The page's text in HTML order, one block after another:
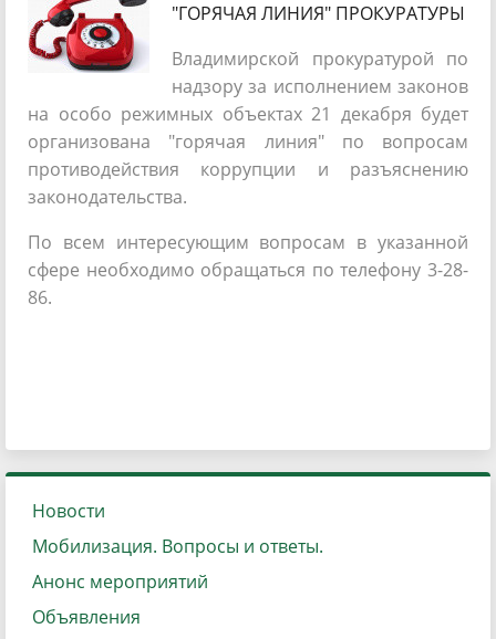
"ГОРЯЧАЯ ЛИНИЯ" ПРОКУРАТУРЫ
Владимирской прокуратурой по
надзору за исполнением законов
на особо режимных объектах 21 декабря будет
организована "горячая линия" по вопросам
противодействия коррупции и разъяснению
законодательства.
По всем интересующим вопросам в указанной
сфере необходимо обращаться по телефону 3-28-
86.
Новости
Мобилизация. Вопросы и ответы.
Анонс мероприятий
Объявления